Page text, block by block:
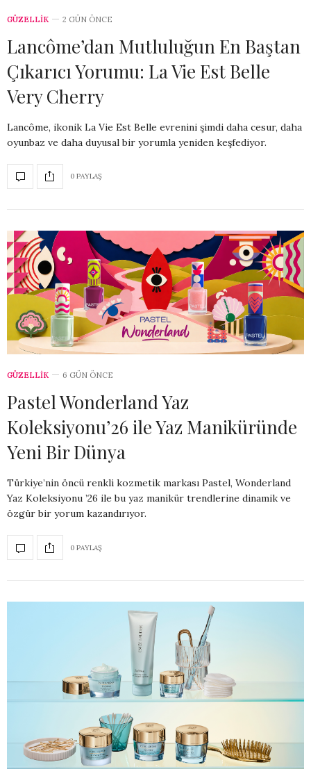
GÜZELLİK 2 GÜN ÖNCE
Lancôme’dan Mutluluğun En Baştan
Çıkarıcı Yorumu: La Vie Est Belle
Very Cherry
Lancôme, ikonik La Vie Est Belle evrenini şimdi daha cesur, daha
oyunbaz ve daha duyusal bir yorumla yeniden keşfediyor.
0 PAYLAŞ
GÜZELLİK 6 GÜN ÖNCE
Pastel Wonderland Yaz
Koleksiyonu’26 ile Yaz Maniküründe
Yeni Bir Dünya
Türkiye’nin öncü renkli kozmetik markası Pastel, Wonderland
Yaz Koleksiyonu ’26 ile bu yaz manikür trendlerine dinamik ve
özgür bir yorum kazandırıyor.
0 PAYLAŞ